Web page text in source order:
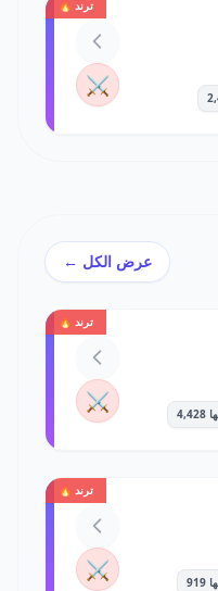
ترند 🔥
⚔️
عرض الكل ←
ترند 🔥
⚔️
ترند 🔥
⚔️